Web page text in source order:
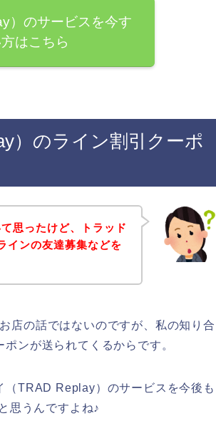
）のサービスを今す
はこちら
）のライン割引クーポ
思ったけど、トラッド
インの友達募集などを
店の話ではないのですが、私の知り合
ンが送られてくるからです。
（TRAD Replay）のサービスを今後も
思うんですよね♪